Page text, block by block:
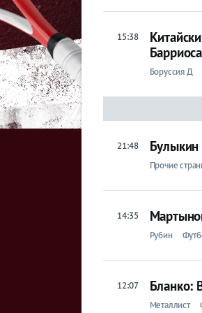
15:38
Барриоса
Боруссия Д
21:48 Булыкин
Прочие
14:35
Рубин
12:07 Бланко:
Металлист
Игры